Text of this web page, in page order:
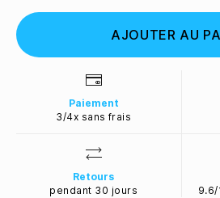
AJOUTER AU
Paiement
3/4x sans frais
Retours
pendant 30 jours